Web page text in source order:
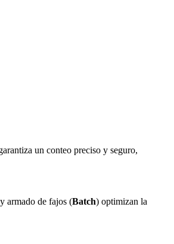
un conteo preciso y seguro,
armado de fajos (Batch) optimizan la